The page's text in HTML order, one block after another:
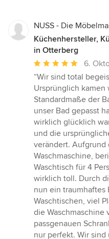
NUSS - Die
Küchenhersteller,
in Otterberg
Durchschnittliche
Bewertung:
5
von
5
Sternen
6.
“Wir sind total
Ursprünglich kamen
Standardmaße der
unser Bad gepasst
wirklich glücklich
und die
verändert. Aufgrund
Waschmaschine,
Waschtisch für 4
wirklich toll. Durch
nun ein traumhaftes
Waschtischen, viel
die Waschmaschine
passgenauen
nur perfekt. Wir